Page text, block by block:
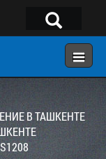
×
В ТАШКЕНТЕ